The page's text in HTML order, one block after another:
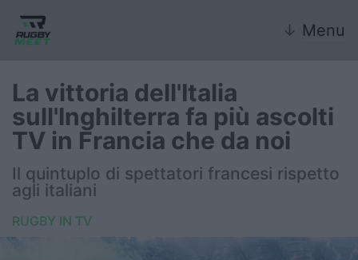
↓ Menu
Nazionale
Nazionali giovanili
Rugby Sevens
La vittoria dell'Italia
sull'Inghilterra fa più ascolti
TV in Francia che da noi
Il quintuplo di spettatori francesi rispetto
agli italiani
RUGBY IN TV